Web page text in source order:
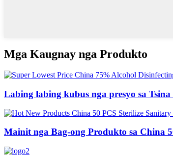
Mga Kaugnay nga Produkto
Labing labing kubus nga presyo sa
Mainit nga Bag-ong Produkto sa China